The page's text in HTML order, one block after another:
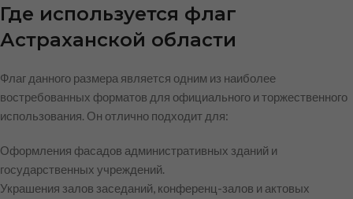
Где используется флаг
Астраханской области
Флаг данного размера является одним из наиболее
востребованных форматов для официального и торжественного
использования. Он отлично подходит для:
Оформления фасадов административных зданий и
государственных учреждений.
Украшения залов заседаний, конференц-залов и актовых